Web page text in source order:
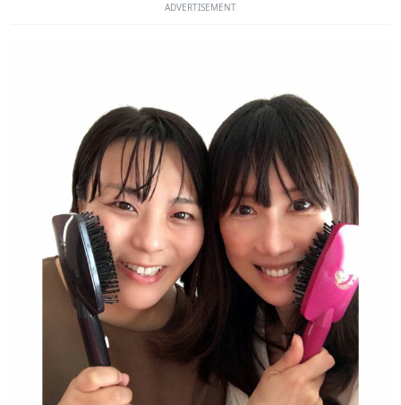
ADVERTISEMENT